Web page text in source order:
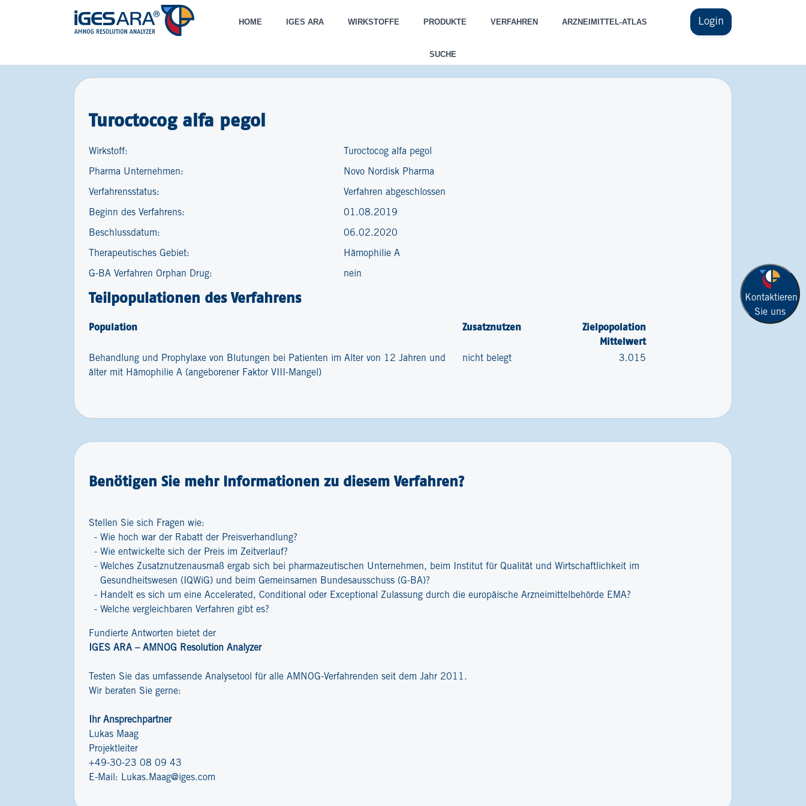
Login
HOME IGES ARA WIRKSTOFFE PRODUKTE VERFAHREN ARZNEIMITTEL-ATLAS
SUCHE
Kontaktieren
Sie uns
Turoctocog alfa pegol
Wirkstoff: Turoctocog alfa pegol
Pharma Unternehmen: Novo Nordisk Pharma
Verfahrensstatus: Verfahren abgeschlossen
Beginn des Verfahrens: 01.08.2019
Beschlussdatum: 06.02.2020
Therapeutisches Gebiet: Hämophilie A
G-BA Verfahren Orphan Drug: nein
Teilpopulationen des Verfahrens
Population Zusatznutzen
Zielpopolation
Mittelwert
Behandlung und Prophylaxe von Blutungen bei Patienten im Alter von 12 Jahren und
älter mit Hämophilie A (angeborener Faktor VIII-Mangel)
nicht belegt 3.015
Benötigen Sie mehr Informationen zu diesem Verfahren?
Stellen Sie sich Fragen wie:
Wie hoch war der Rabatt der Preisverhandlung?
Wie entwickelte sich der Preis im Zeitverlauf?
Welches Zusatznutzenausmaß ergab sich bei pharmazeutischen Unternehmen, beim Institut für Qualität und Wirtschaftlichkeit im
Gesundheitswesen (IQWiG) und beim Gemeinsamen Bundesausschuss (G-BA)?
Handelt es sich um eine Accelerated, Conditional oder Exceptional Zulassung durch die europäische Arzneimittelbehörde EMA?
Welche vergleichbaren Verfahren gibt es?
Fundierte Antworten bietet der
IGES ARA – AMNOG Resolution Analyzer
Testen Sie das umfassende Analysetool für alle AMNOG-Verfahrenden seit dem Jahr 2011.
Wir beraten Sie gerne:
Ihr Ansprechpartner
Lukas Maag
Projektleiter
+49-30-23 08 09 43
E-Mail: Lukas.Maag@iges.com